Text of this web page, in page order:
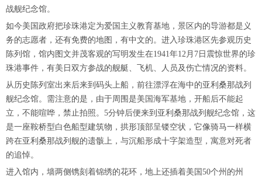
战舰纪念馆。
如今美国政府把珍珠港定为爱国主义教育基地，景区内的导游都是义
务的志愿者，还有免费的地图，有中文的。进入珍珠港区先参观历史
陈列馆，馆内图文并茂客观的写明发生在1941年12月7日震惊世界的珍
珠港事件，有美日双方参战的舰艇、飞机、人员及伤亡情况的资料。
从历史陈列室出来后来到码头上船，前往漂浮在海中的亚利桑那战列
舰纪念馆。需注意的是，由于周围是美国海军基地，开船后不能起
立，不能喧哗，禁止拍照。5分钟后便来到亚利桑那战列舰纪念馆，这
是一座鞍桥型白色船型建筑物，拱形顶部呈镂空状，它像骑马一样横
跨在亚利桑那战列舰的遗骸上，与沉船形成十字架造型，寓意对死者
的追悼。
进入馆内，墙两侧镌刻着锦绣的花环，地上还插着美国50个州的州